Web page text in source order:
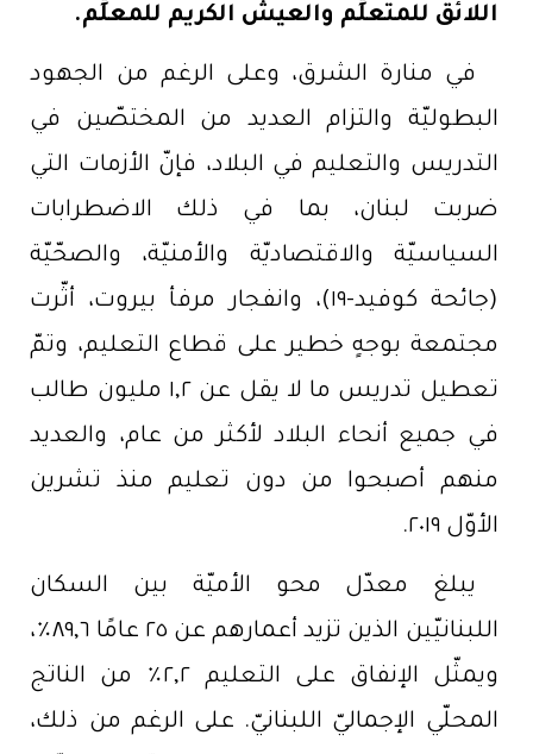
اللائق للمتعلِّم والعيش الكريم للمعلِّم.
في منارة الشرق، وعلى الرغم من الجهود
البطوليّة والتزام العديد من المختصّين في
التدريس والتعليم في البلاد، فإنّ الأزمات التي
ضربت لبنان، بما في ذلك الاضطرابات
السياسيّة والاقتصاديّة والأمنيّة، والصحّيّة
(جائحة كوفيد-١٩)، وانفجار مرفأ بيروت، أثّرت
مجتمعة بوجهٍ خطير على قطاع التعليم، وتمّ
تعطيل تدريس ما لا يقل عن ١,٢ مليون طالب
في جميع أنحاء البلاد لأكثر من عام، والعديد
منهم أصبحوا من دون تعليم منذ تشرين
الأوّل ٢٠١٩.
يبلغ معدّل محو الأميّة بين السكان
اللبنانيّين الذين تزيد أعمارهم عن ٢٥ عامًا ٨٩,٦٪،
ويمثّل الإنفاق على التعليم ٢,٢٪ من الناتج
المحلّي الإجماليّ اللبنانيّ. على الرغم من ذلك،